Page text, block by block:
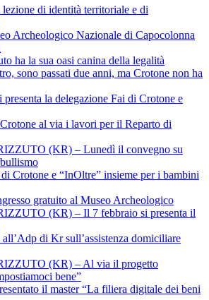
di identità territoriale e di
Archeologico Nazionale di Capocolonna
ha la sua oasi canina della legalità
sono passati due anni, ma Crotone non ha
la delegazione Fai di Crotone e
al via i lavori per il Reparto di
(KR) – Lunedì il convegno su
Crotone e “InOltre” insieme per i bambini
gratuito al Museo Archeologico
(KR) – Il 7 febbraio si presenta il
di Kr sull’assistenza domiciliare
(KR) – Al via il progetto
bene”
il master “La filiera digitale dei beni